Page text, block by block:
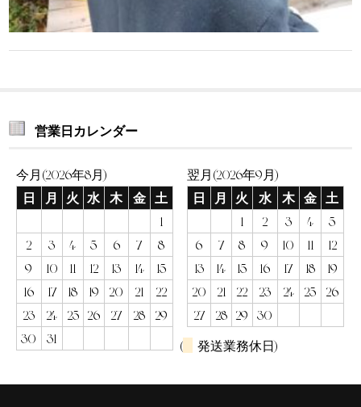
営業日カレンダー
今月(2026年8月)
日
月 火 水 木 金
土
1
2
3 4 5 6 7
8
9
10 11 12 13 14
15
16
17 18 19 20 21
22
23
24 25 26 27 28
29
30
31
翌月(2026年9月)
日
月 火 水 木 金
土
1
2 3 4
5
6
7 8 9 10 11
12
13
14 15 16 17 18
19
20
21 22 23 24 25
26
27
28 29
30
(
発送業務休日)